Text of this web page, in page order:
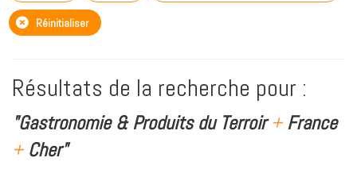
Réinitialiser
Résultats de la recherche pour :
"Gastronomie & Produits du Terroir+France
+Cher"